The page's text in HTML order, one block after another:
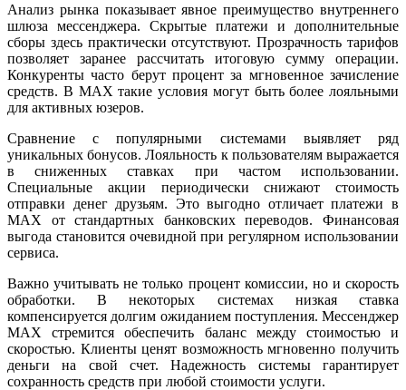
Анализ рынка показывает явное преимущество внутреннего
шлюза мессенджера. Скрытые платежи и дополнительные
сборы здесь практически отсутствуют. Прозрачность тарифов
позволяет заранее рассчитать итоговую сумму операции.
Конкуренты часто берут процент за мгновенное зачисление
средств. В MAX такие условия могут быть более лояльными
для активных юзеров.
Сравнение с популярными системами выявляет ряд
уникальных бонусов. Лояльность к пользователям выражается
в сниженных ставках при частом использовании.
Специальные акции периодически снижают стоимость
отправки денег друзьям. Это выгодно отличает платежи в
MAX от стандартных банковских переводов. Финансовая
выгода становится очевидной при регулярном использовании
сервиса.
Важно учитывать не только процент комиссии, но и скорость
обработки. В некоторых системах низкая ставка
компенсируется долгим ожиданием поступления. Мессенджер
MAX стремится обеспечить баланс между стоимостью и
скоростью. Клиенты ценят возможность мгновенно получить
деньги на свой счет. Надежность системы гарантирует
сохранность средств при любой стоимости услуги.